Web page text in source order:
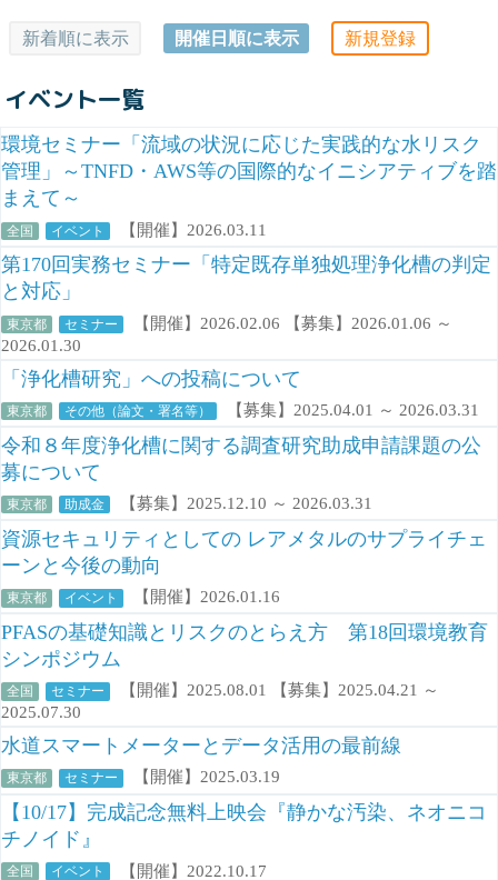
新着順に表示 開催日順に表示 新規登録
イベント一覧
環境セミナー「流域の状況に応じた実践的な水リスク
管理」～TNFD・AWS等の国際的なイニシアティブを踏
まえて～
全国 イベント 【開催】2026.03.11
第170回実務セミナー「特定既存単独処理浄化槽の判定
と対応」
東京都 セミナー
【開催】2026.02.06 【募集】2026.01.06 ～
2026.01.30
「浄化槽研究」への投稿について
東京都 その他（論文・署名等） 【募集】2025.04.01 ～ 2026.03.31
令和８年度浄化槽に関する調査研究助成申請課題の公
募について
東京都 助成金 【募集】2025.12.10 ～ 2026.03.31
資源セキュリティとしての レアメタルのサプライチェ
ーンと今後の動向
東京都 イベント 【開催】2026.01.16
PFASの基礎知識とリスクのとらえ方 第18回環境教育
シンポジウム
全国 セミナー
【開催】2025.08.01 【募集】2025.04.21 ～
2025.07.30
水道スマートメーターとデータ活用の最前線
東京都 セミナー 【開催】2025.03.19
【10/17】完成記念無料上映会『静かな汚染、ネオニコ
チノイド』
全国 イベント 【開催】2022.10.17